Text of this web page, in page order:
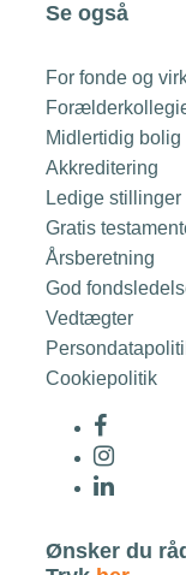
Se også
For fonde og
Midlertidig bolig
Akkreditering
Ledige stillinger
Gratis
Årsberetning
God
Vedtægter
Cookiepolitik
Ønsker du